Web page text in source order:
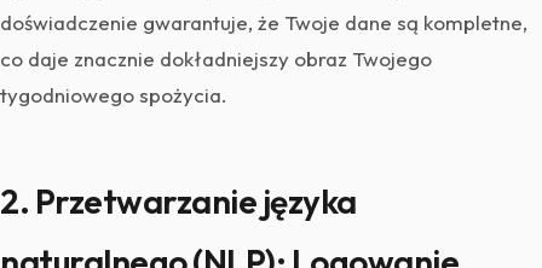
doświadczenie gwarantuje, że Twoje dane są kompletne,
co daje znacznie dokładniejszy obraz Twojego
tygodniowego spożycia.
2. Przetwarzanie języka